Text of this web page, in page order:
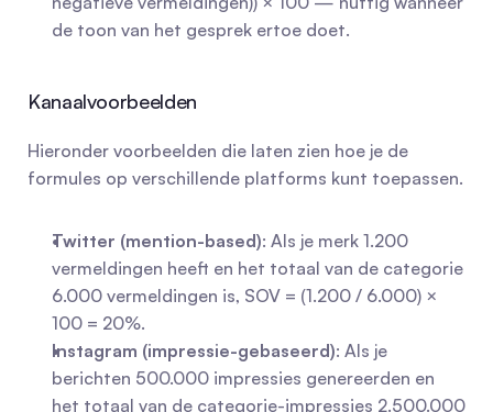
de toon van het gesprek ertoe doet.
Kanaalvoorbeelden
Hieronder voorbeelden die laten zien hoe je de
formules op verschillende platforms kunt toepassen.
Twitter (mention-based): Als je merk 1.200
vermeldingen heeft en het totaal van de categorie
6.000 vermeldingen is, SOV = (1.200 / 6.000) ×
100 = 20%.
Instagram (impressie-gebaseerd): Als je
berichten 500.000 impressies genereerden en
het totaal van de categorie-impressies 2.500.000